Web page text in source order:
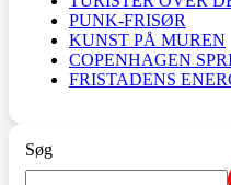
PUNK-FRISØR
KUNST PÅ MUREN
COPENHAGEN
FRISTADENS
Søg